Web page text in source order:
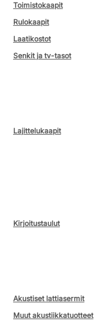
Toimistokaapit
Rulokaapit
Laatikostot
Senkit ja tv-tasot
Lajittelukaapit
Kirjoitustaulut
Akustiset lattiasermit
Muut akustiikkatuotteet